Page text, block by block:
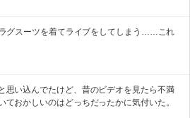
グスーツを着てライブをしてしまう……これ
思い込んでたけど、昔のビデオを見たら不満
おかしいのはどっちだったかに気付いた。